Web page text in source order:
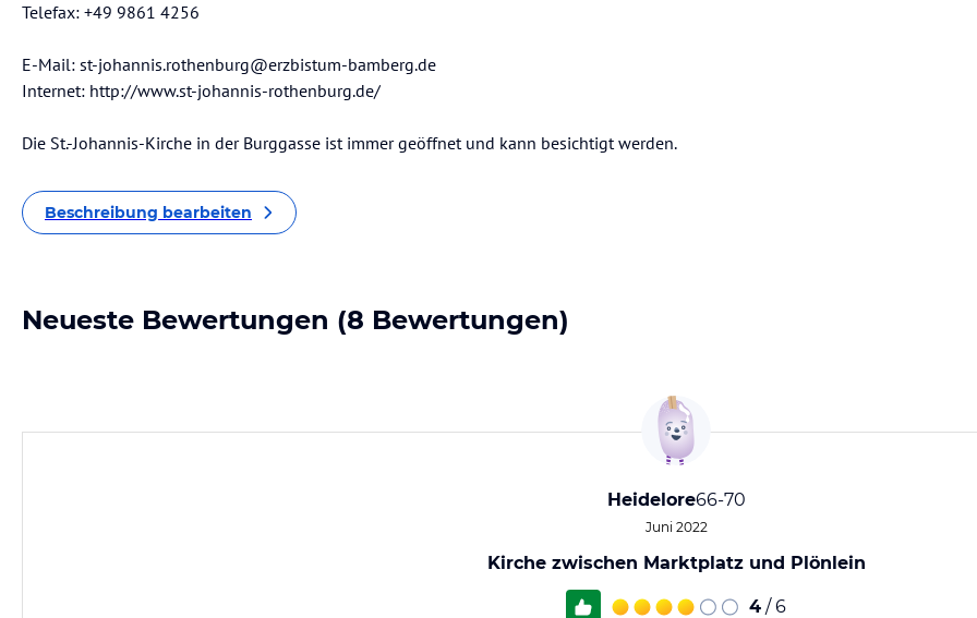
Telefax: +49 9861 4256
E-Mail: st-johannis.rothenburg@erzbistum-bamberg.de
Internet: http://www.st-johannis-rothenburg.de/
Die St.-Johannis-Kirche in der Burggasse ist immer geöffnet und kann besichtigt werden.
Beschreibung bearbeiten
Neueste Bewertungen (8 Bewertungen)
Heidelore66-70
Juni 2022
Kirche zwischen Marktplatz und Plönlein
4 / 6